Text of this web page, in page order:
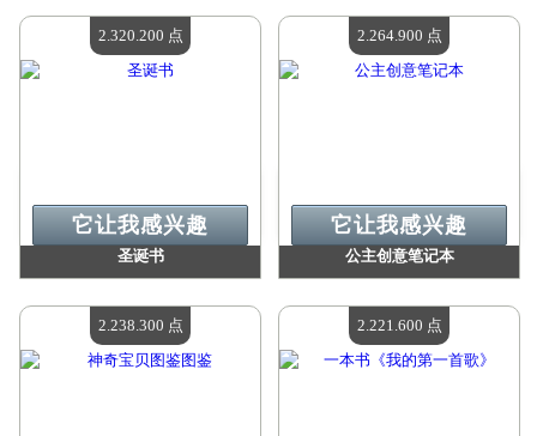
现有数量：4
现有数量：4
圣诞书
现有数量：4
它让我感兴趣
2.320.200 点
公主创意笔记本
现有数量：4
它让我感兴趣
2.264.900 点
2.238.300 点 2.221.600 点